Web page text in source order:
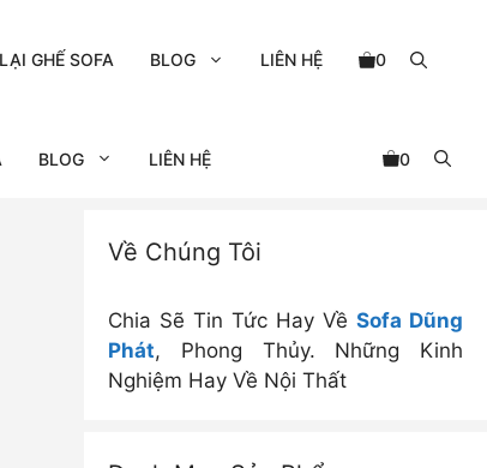
GHẾ SOFA BLOG LIÊN HỆ 0
BLOG LIÊN HỆ 0
Về Chúng Tôi
Chia Sẽ Tin Tức Hay Về Sofa Dũng
Phát, Phong Thủy. Những Kinh
Nghiệm Hay Về Nội Thất